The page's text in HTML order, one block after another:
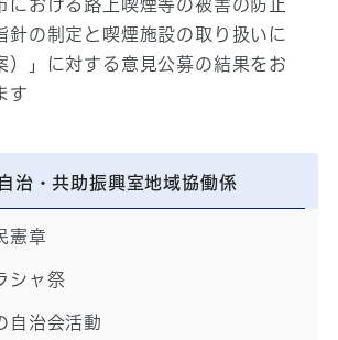
における路上喫煙等の被害の防止
針の制定と喫煙施設の取り扱いに
）」に対する意見公募の結果をお
す
治・共助振興室地域協働係
憲章
シャ祭
自治会活動